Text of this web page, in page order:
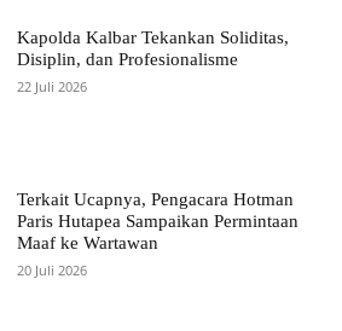
Kapolda Kalbar Tekankan Soliditas,
Disiplin, dan Profesionalisme
22 Juli 2026
Terkait Ucapnya, Pengacara Hotman
Paris Hutapea Sampaikan Permintaan
Maaf ke Wartawan
20 Juli 2026